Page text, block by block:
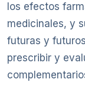
los efectos
medicinales, y
futuras y
prescribir y